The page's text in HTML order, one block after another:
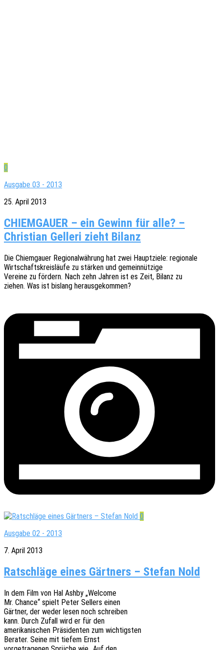
0
Ausgabe 03 - 2013
25. April 2013
CHIEMGAUER – ein Gewinn für alle? –
Christian Gelleri zieht Bilanz
Die Chiem­gau­er Regio­nal­wäh­rung hat zwei Haupt­zie­le: regionale
Wirt­schafts­kreis­läu­fe zu stär­ken und gemeinnützige
Verei­ne zu fördern. Nach zehn Jahren ist es Zeit, Bilanz zu
ziehen. Was ist bislang herausgekommen?
0
Ausgabe 02 - 2013
7. April 2013
Ratschläge eines Gärtners – Stefan Nold
In dem Film von Hal Ashby „Welco­me
Mr. Chance“ spielt Peter Sellers einen
Gärt­ner, der weder lesen noch schreiben
kann. Durch Zufall wird er für den
ameri­ka­ni­schen Präsi­den­ten zum wichtigsten
Bera­ter. Seine mit tiefem Ernst